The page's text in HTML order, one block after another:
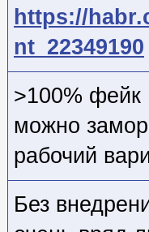
https://
nt_22349190
>100% фейк
можно
рабочий
Без